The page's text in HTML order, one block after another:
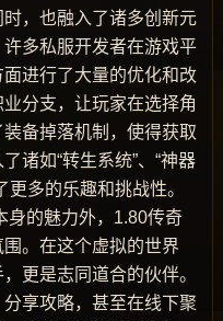
，也融入了诸多创新元
多私服开发者在游戏平
进行了大量的优化和改
分支，让玩家在选择角
备掉落机制，使得获取
诸如“转生系统”、“神器
多的乐趣和挑战性。
身的魅力外，1.80传奇
。在这个虚拟的世界
更是志同道合的伙伴。
享攻略，甚至在线下聚